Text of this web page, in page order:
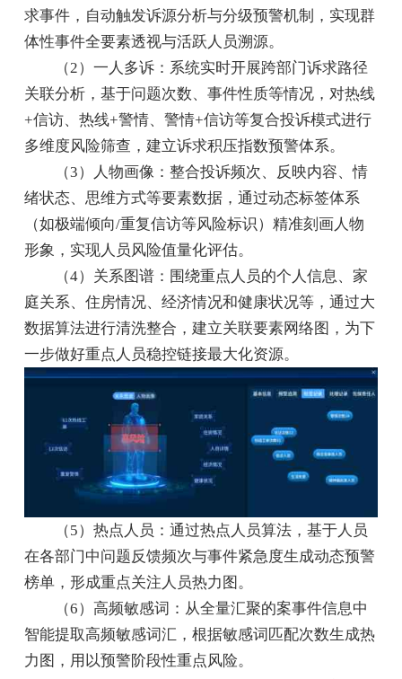
求事件，自动触发诉源分析与分级预警机制，实现群
体性事件全要素透视与活跃人员溯源。
（2）一人多诉：系统实时开展跨部门诉求路径
关联分析，基于问题次数、事件性质等情况，对热线
+信访、热线+警情、警情+信访等复合投诉模式进行
多维度风险筛查，建立诉求积压指数预警体系。
（3）人物画像：整合投诉频次、反映内容、情
绪状态、思维方式等要素数据，通过动态标签体系
（如极端倾向/重复信访等风险标识）精准刻画人物
形象，实现人员风险值量化评估。
（4）关系图谱：围绕重点人员的个人信息、家
庭关系、住房情况、经济情况和健康状况等，通过大
数据算法进行清洗整合，建立关联要素网络图，为下
一步做好重点人员稳控链接最大化资源。
（5）热点人员：通过热点人员算法，基于人员
在各部门中问题反馈频次与事件紧急度生成动态预警
榜单，形成重点关注人员热力图。
（6）高频敏感词：从全量汇聚的案事件信息中
智能提取高频敏感词汇，根据敏感词匹配次数生成热
力图，用以预警阶段性重点风险。